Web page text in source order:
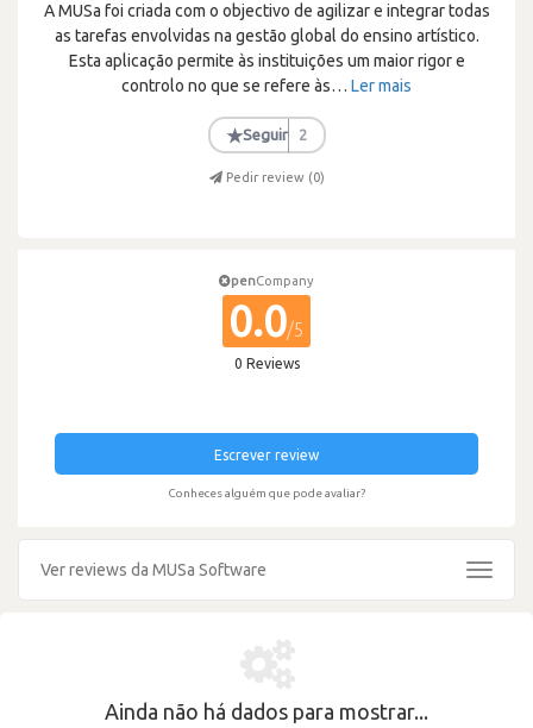
A MUSa foi criada com o objectivo de agilizar e integrar todas
as tarefas envolvidas na gestão global do ensino artístico.
Esta aplicação permite às instituições um maior rigor e
controlo no que se refere às… Ler mais
★Seguir 2
Pedir review (0)
penCompany
0.0/5
0 Reviews
Escrever review
Conheces alguém que pode avaliar?
Ver reviews da MUSa Software
Toggle
Ainda não há dados para mostrar...